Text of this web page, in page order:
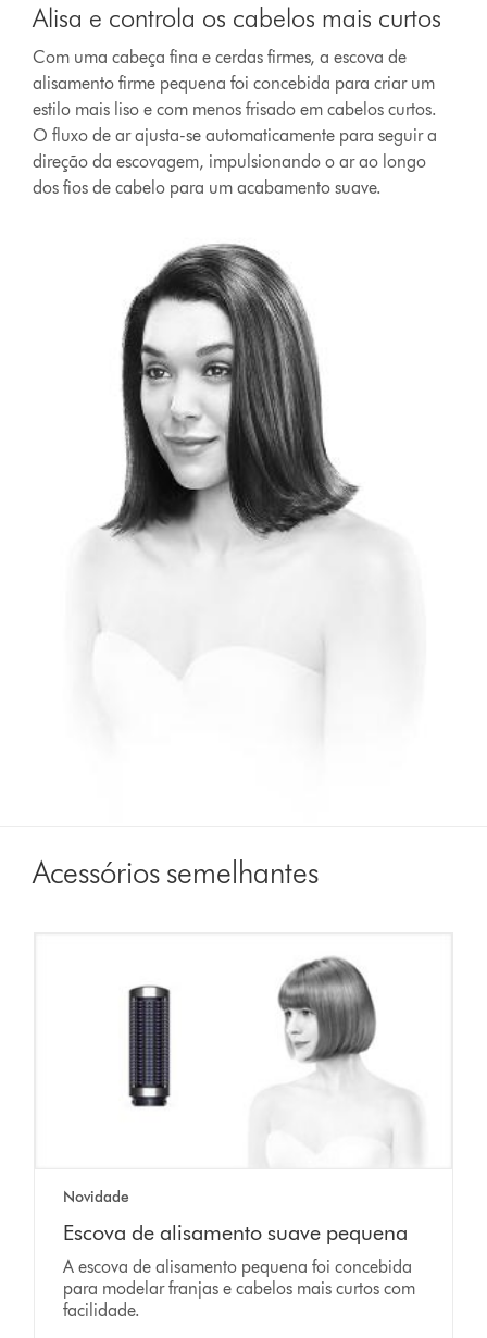
Alisa e controla os cabelos mais curtos
Com uma cabeça fina e cerdas firmes, a escova de
alisamento firme pequena foi concebida para criar um
estilo mais liso e com menos frisado em cabelos curtos.
O fluxo de ar ajusta-se automaticamente para seguir a
direção da escovagem, impulsionando o ar ao longo
dos fios de cabelo para um acabamento suave.
Acessórios semelhantes
Novidade
Escova de alisamento suave pequena
A escova de alisamento pequena foi concebida
para modelar franjas e cabelos mais curtos com
facilidade.